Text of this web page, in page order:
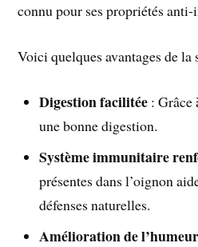
connu pour ses propriétés
Voici quelques avantages de la
Digestion facilitée : Grâce
une bonne digestion.
Système immunitaire
présentes dans l’oignon
défenses naturelles.
Amélioration de l’humeur